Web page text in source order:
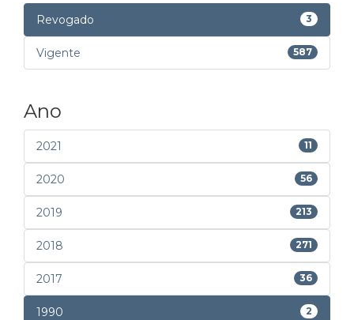
Revogado 3
Vigente 587
Ano
2021 11
2020 56
2019 213
2018 271
2017 36
1990 2